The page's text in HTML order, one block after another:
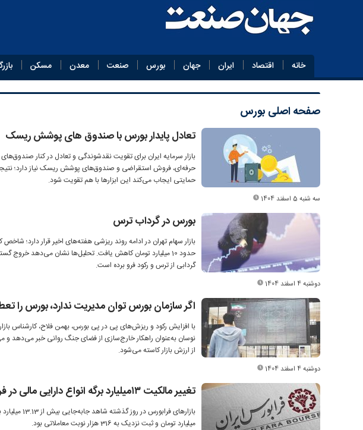
خانه اقتصاد ایران جهان بورس صنعت معدن مسکن
صفحه اصلی بورس
تعادل پایدار بورس با صندوق های پوشش ریسک
بازار سرمایه ایران برای تقویت نقدشوندگی و تعادل در کنار صندوق‌های
حرفه‌ای، فروش استقراضی و صندوق‌های پوشش ریسک نیاز دارد؛
حمایتی ایجاب می‌کند این ابزارها با هم تقویت شود.
سه شنبه 5 اسفند 1404
بورس در گرداب ترس
بازار سهام تهران در ادامه روند ریزشی هفته‌های اخیر قرار دارد؛
حدود 10 میلیارد تومان کاهش یافت. تحلیل‌ها نشان می‌دهد خروج
گردابی از ترس و رکود فرو برده است.
دوشنبه 4 اسفند 1404
اگر سازمان بورس توان مدیریت ندارد، بورس را
با افزایش رکود و ریزش‌های پی در پی بورس، بهمن فلاح، کارشناس
نوسان به‌عنوان راهکار خارج‌سازی از فضای جنگ روانی خبر می‌دهد و
از ارزش بازار کاسته می‌شود.
دوشنبه 4 اسفند 1404
تغییر مالکیت ۱۳‌میلیارد برگه انواع دارایی مالی در فرابورس
میلیارد تومان و ثبت نزدیک به 316 هزار نوبت معاملاتی بود.